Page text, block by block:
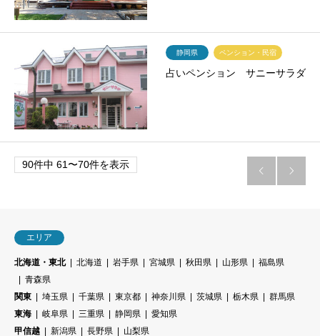
静岡県 ペンション・民宿
占いペンション サニーサラダ
90件中 61〜70件を表示
 
エリア
北海道・東北 北海道 岩手県 宮城県 秋田県 山形県
福島県
青森県
関東
埼玉県 千葉県 東京都 神奈川県 茨城県 栃木県
群馬県
東海
岐阜県 三重県 静岡県
愛知県
甲信越
新潟県 長野県 山梨県